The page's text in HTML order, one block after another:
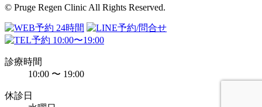
© Pruge Regen Clinic All Rights Reserved.
診療時間
10:00 〜 19:00
休診日